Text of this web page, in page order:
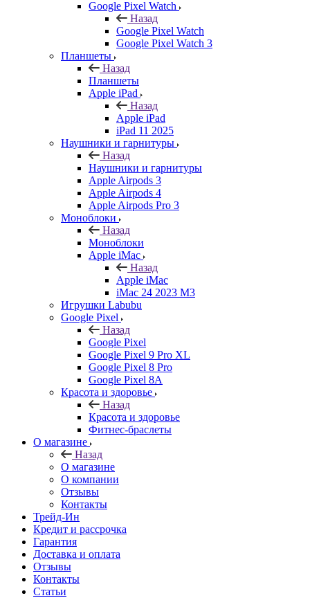
Google Pixel Watch
Назад
Google Pixel Watch
Google Pixel Watch 3
Планшеты
Назад
Планшеты
Apple iPad
Назад
Apple iPad
iPad 11 2025
Наушники и гарнитуры
Назад
Наушники и гарнитуры
Apple Airpods 3
Apple Airpods 4
Apple Airpods Pro 3
Моноблоки
Назад
Моноблоки
Apple iMac
Назад
Apple iMac
iMac 24 2023 M3
Игрушки Labubu
Google Pixel
Назад
Google Pixel
Google Pixel 9 Pro XL
Google Pixel 8 Pro
Google Pixel 8A
Красота и здоровье
Назад
Красота и здоровье
Фитнес-браслеты
О магазине
Назад
О магазине
О компании
Отзывы
Контакты
Трейд-Ин
Кредит и рассрочка
Гарантия
Доставка и оплата
Отзывы
Контакты
Статьи